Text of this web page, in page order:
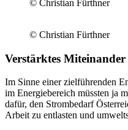
© Christian Fürthner
© Christian Fürthner
Verstärktes Miteinander
Im Sinne einer zielführenden
im Energiebereich müssten ja
dafür, den Strombedarf
Arbeit zu entlasten und